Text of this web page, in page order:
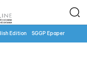
Edition SGGP Epaper